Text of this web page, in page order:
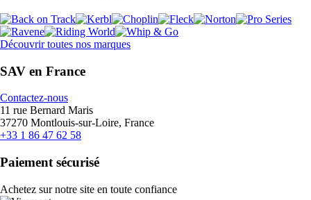
Découvrir toutes nos marques
SAV en France
Contactez-nous
11 rue Bernard Maris
37270 Montlouis-sur-Loire, France
+33 1 86 47 62 58
Paiement sécurisé
Achetez sur notre site en toute confiance